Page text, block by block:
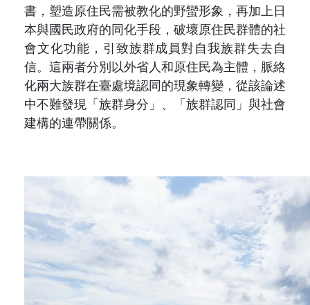
書，塑造原住民需被教化的野蠻形象，再加上日
本與國民政府的同化手段，破壞原住民群體的社
會文化功能，引致族群成員對自我族群失去自
信。這兩者分別以外省人和原住民為主體，脈絡
化兩大族群在臺處境認同的現象轉變，從該論述
中不難發現「族群身分」、「族群認同」與社會
建構的連帶關係。